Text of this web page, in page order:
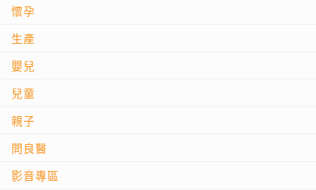
懷孕
生產
嬰兒
兒童
親子
問良醫
影音專區